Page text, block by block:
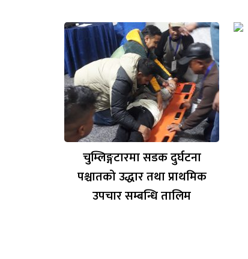
चुम्लिङ्गटारमा सडक दुर्घटना
पश्चातको उद्धार तथा प्राथमिक
उपचार सम्बन्धि तालिम